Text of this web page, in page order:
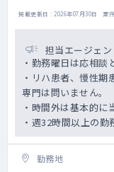
掲載更新日 : 2026年07月30日 案
担当エージェン
・勤務曜日は応相談
・リハ患者、慢性
専門は問いません。
・時間外は基本的に
・週32時間以上の勤
勤務地